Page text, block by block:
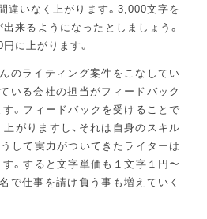
違いなく上がります。3,000文字を
来るようになったとしましょう。
に上がります。
のライティング案件をこなしてい
いる会社の担当がフィードバック
。フィードバックを受けることで
がりますし、それは自身のスキル
して実力がついてきたライターは
。すると文字単価も１文字１円〜
で仕事を請け負う事も増えていく